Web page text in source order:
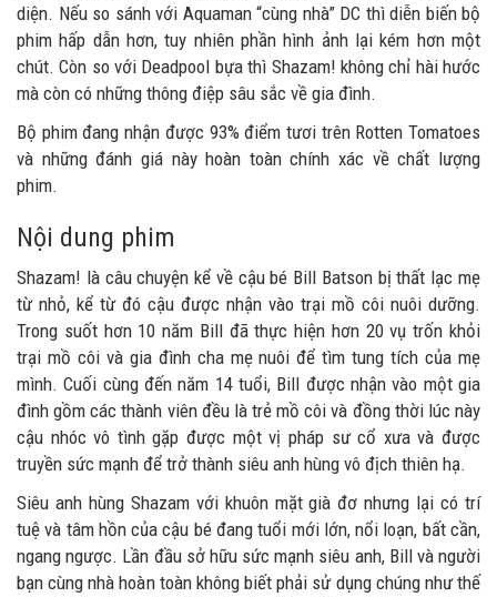
diện. Nếu so sánh với Aquaman “cùng nhà” DC thì diễn biến bộ
phim hấp dẫn hơn, tuy nhiên phần hình ảnh lại kém hơn một
chút. Còn so với Deadpool bựa thì Shazam! không chỉ hài hước
mà còn có những thông điệp sâu sắc về gia đình.
Bộ phim đang nhận được 93% điểm tươi trên Rotten Tomatoes
và những đánh giá này hoàn toàn chính xác về chất lượng
phim.
Nội dung phim
Shazam! là câu chuyện kể về cậu bé Bill Batson bị thất lạc mẹ
từ nhỏ, kể từ đó cậu được nhận vào trại mồ côi nuôi dưỡng.
Trong suốt hơn 10 năm Bill đã thực hiện hơn 20 vụ trốn khỏi
trại mồ côi và gia đình cha mẹ nuôi để tìm tung tích của mẹ
mình. Cuối cùng đến năm 14 tuổi, Bill được nhận vào một gia
đình gồm các thành viên đều là trẻ mồ côi và đồng thời lúc này
cậu nhóc vô tình gặp được một vị pháp sư cổ xưa và được
truyền sức mạnh để trở thành siêu anh hùng vô địch thiên hạ.
Siêu anh hùng Shazam với khuôn mặt già đơ nhưng lại có trí
tuệ và tâm hồn của cậu bé đang tuổi mới lớn, nổi loạn, bất cần,
ngang ngược. Lần đầu sở hữu sức mạnh siêu anh, Bill và người
bạn cùng nhà hoàn toàn không biết phải sử dụng chúng như thế